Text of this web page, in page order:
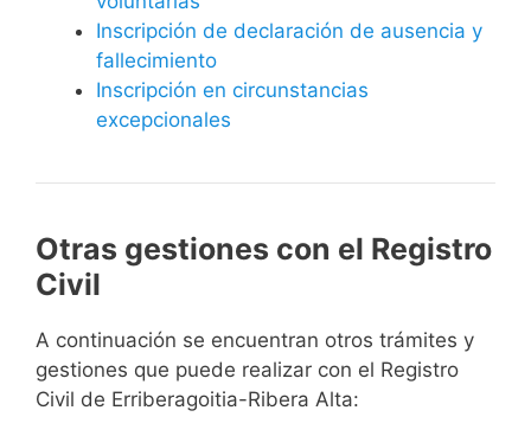
Inscripción de declaración de ausencia y
fallecimiento
Inscripción en circunstancias
excepcionales
Otras gestiones con el Registro
Civil
A continuación se encuentran otros trámites y
gestiones que puede realizar con el Registro
Civil de Erriberagoitia-Ribera Alta: